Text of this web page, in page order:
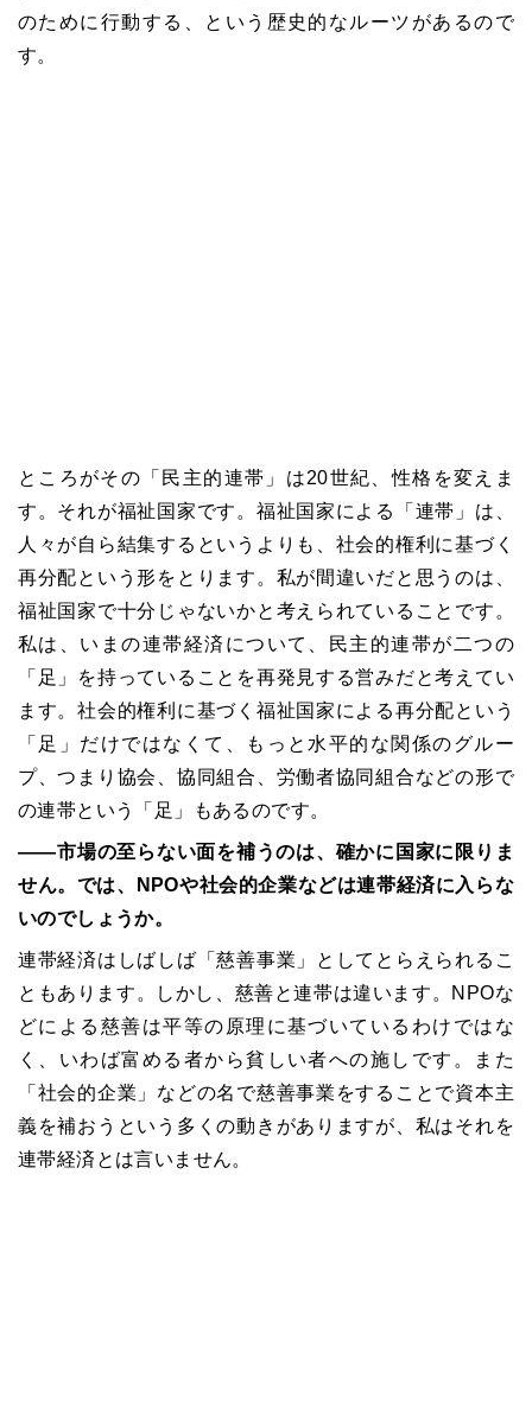
のために行動する、という歴史的なルーツがあるので
す。
ところがその「民主的連帯」は20世紀、性格を変えま
す。それが福祉国家です。福祉国家による「連帯」は、
人々が自ら結集するというよりも、社会的権利に基づく
再分配という形をとります。私が間違いだと思うのは、
福祉国家で十分じゃないかと考えられていることです。
私は、いまの連帯経済について、民主的連帯が二つの
「足」を持っていることを再発見する営みだと考えてい
ます。社会的権利に基づく福祉国家による再分配という
「足」だけではなくて、もっと水平的な関係のグルー
プ、つまり協会、協同組合、労働者協同組合などの形で
の連帯という「足」もあるのです。
――市場の至らない面を補うのは、確かに国家に限りま
せん。では、
NPOや社会的企業などは連帯経済に入らな
いのでしょうか。
連帯経済はしばしば「慈善事業」としてとらえられるこ
ともあります。しかし、慈善と連帯は違います。
NPOな
どによる慈善は平等の原理に基づいているわけではな
く、いわば富める者から貧しい者への施しです。また
「社会的企業」などの名で慈善事業をすることで資本主
義を補おうという多くの動きがありますが、私はそれを
連帯経済とは言いません。